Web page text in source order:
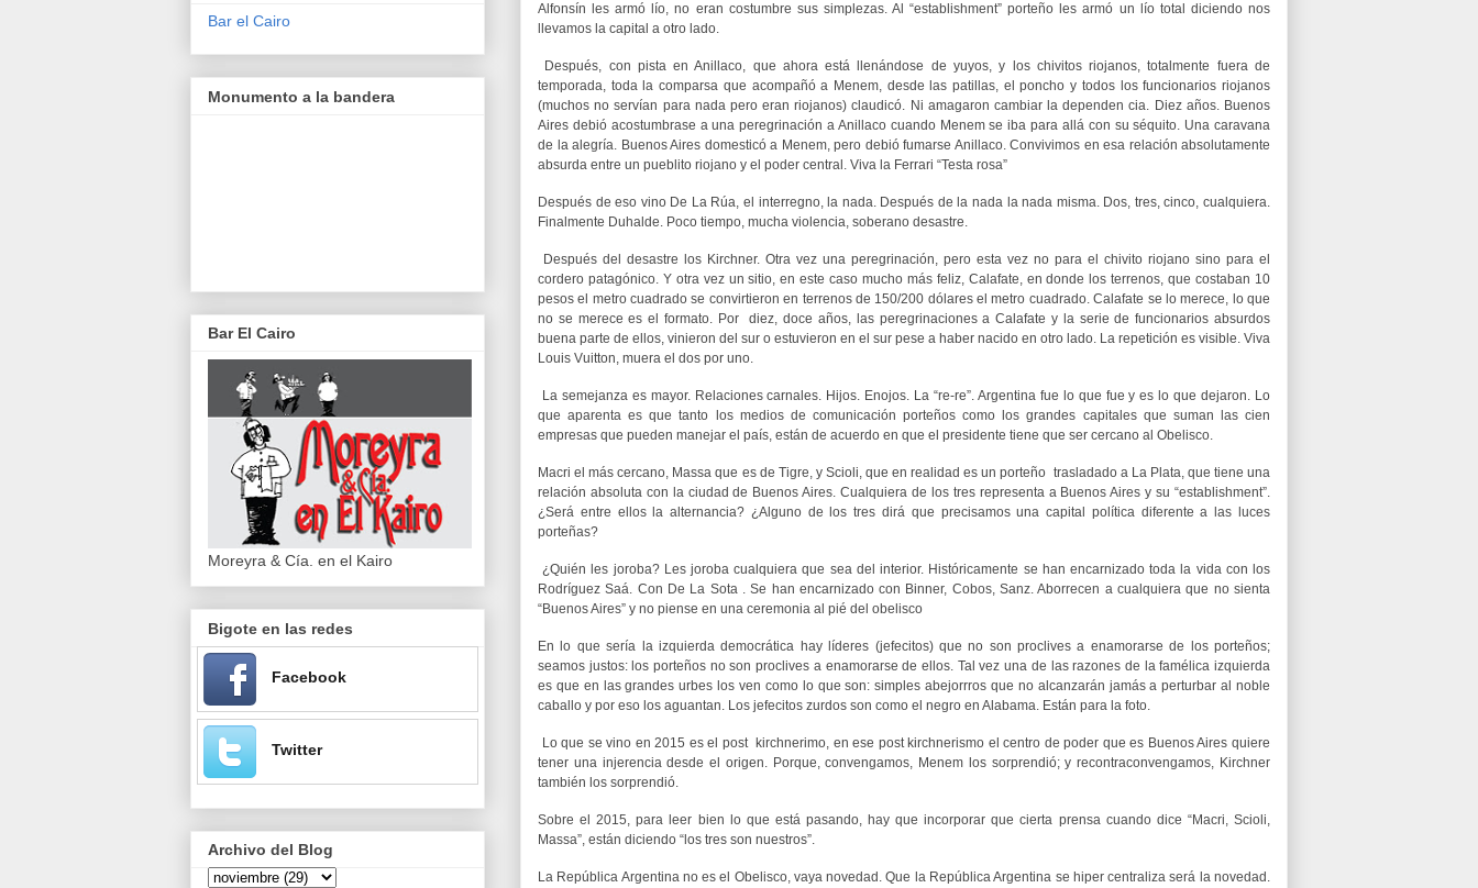
Alfonsín les armó lío, no eran costumbre sus simplezas. Al “establishment” porteño les armó un lío total diciendo nos
llevamos la capital a otro lado.
Después, con pista en Anillaco, que ahora está llenándose de yuyos, y los chivitos riojanos, totalmente fuera de
temporada, toda la comparsa que acompañó a Menem, desde las patillas, el poncho y todos los funcionarios riojanos
(muchos no servían para nada pero eran riojanos) claudicó. Ni amagaron cambiar la dependen cia. Diez años. Buenos
Aires debió acostumbrase a una peregrinación a Anillaco cuando Menem se iba para allá con su séquito. Una caravana
de la alegría. Buenos Aires domesticó a Menem, pero debió fumarse Anillaco. Convivimos en esa relación absolutamente
absurda entre un pueblito riojano y el poder central. Viva la Ferrari “Testa rosa”
Después de eso vino De La Rúa, el interregno, la nada. Después de la nada la nada misma. Dos, tres, cinco, cualquiera.
Finalmente Duhalde. Poco tiempo, mucha violencia, soberano desastre.
Después del desastre los Kirchner. Otra vez una peregrinación, pero esta vez no para el chivito riojano sino para el
cordero patagónico. Y otra vez un sitio, en este caso mucho más feliz, Calafate, en donde los terrenos, que costaban 10
pesos el metro cuadrado se convirtieron en terrenos de 150/200 dólares el metro cuadrado. Calafate se lo merece, lo que
no se merece es el formato. Por diez, doce años, las peregrinaciones a Calafate y la serie de funcionarios absurdos
buena parte de ellos, vinieron del sur o estuvieron en el sur pese a haber nacido en otro lado. La repetición es visible. Viva
Louis Vuitton, muera el dos por uno.
La semejanza es mayor. Relaciones carnales. Hijos. Enojos. La “re-re”. Argentina fue lo que fue y es lo que dejaron. Lo
que aparenta es que tanto los medios de comunicación porteños como los grandes capitales que suman las cien
empresas que pueden manejar el país, están de acuerdo en que el presidente tiene que ser cercano al Obelisco.
Macri el más cercano, Massa que es de Tigre, y Scioli, que en realidad es un porteño trasladado a La Plata, que tiene una
relación absoluta con la ciudad de Buenos Aires. Cualquiera de los tres representa a Buenos Aires y su “establishment”.
¿Será entre ellos la alternancia? ¿Alguno de los tres dirá que precisamos una capital política diferente a las luces
porteñas?
¿Quién les joroba? Les joroba cualquiera que sea del interior. Históricamente se han encarnizado toda la vida con los
Rodríguez Saá. Con De La Sota . Se han encarnizado con Binner, Cobos, Sanz. Aborrecen a cualquiera que no sienta
“Buenos Aires” y no piense en una ceremonia al pié del obelisco
En lo que sería la izquierda democrática hay líderes (jefecitos) que no son proclives a enamorarse de los porteños;
seamos justos: los porteños no son proclives a enamorarse de ellos. Tal vez una de las razones de la famélica izquierda
es que en las grandes urbes los ven como lo que son: simples abejorrros que no alcanzarán jamás a perturbar al noble
caballo y por eso los aguantan. Los jefecitos zurdos son como el negro en Alabama. Están para la foto.
Lo que se vino en 2015 es el post kirchnerimo, en ese post kirchnerismo el centro de poder que es Buenos Aires quiere
tener una injerencia desde el origen. Porque, convengamos, Menem los sorprendió; y recontraconvengamos, Kirchner
también los sorprendió.
Sobre el 2015, para leer bien lo que está pasando, hay que incorporar que cierta prensa cuando dice “Macri, Scioli,
Massa”, están diciendo “los tres son nuestros”.
La República Argentina no es el Obelisco, vaya novedad. Que la República Argentina se hiper centraliza será la novedad.
Bar el Cairo
Monumento a la bandera
Bar El Cairo
Moreyra & Cía. en el Kairo
Bigote en las redes
Facebook
Twitter
Archivo del Blog